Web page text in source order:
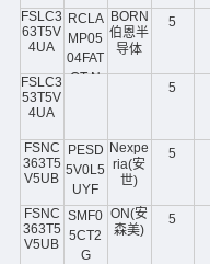
FSLC3
63T5V
4UA
RCLA
MP05
04FAT
CT-N
BORN
伯恩半
导体
5
FSLC3
53T5V
4UA
5
FSNC
363T5
V5UB
PESD
5V0L5
UYF
Nexpe
ria(安
世)
5
FSNC
363T5
V5UB
SMF0
5CT2
G
ON(安
森美)
5